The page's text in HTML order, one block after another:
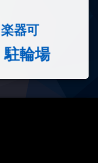
楽器可
駐輪場